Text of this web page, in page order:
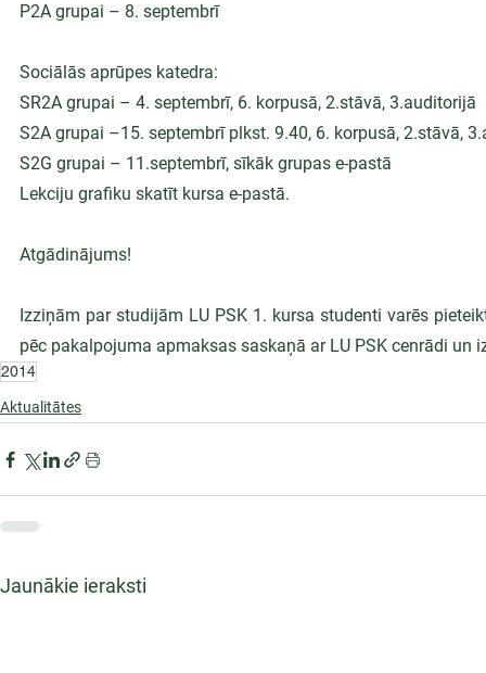
P2A grupai – 8. septembrī
Sociālās aprūpes katedra:
SR2A grupai – 4. septembrī, 6. korpusā, 2.stāvā, 3.auditorijā
S2A grupai –15. septembrī plkst. 9.40, 6. korpusā, 2.stāvā,
S2G grupai – 11.septembrī, sīkāk grupas e-pastā
Lekciju grafiku skatīt kursa e-pastā.
Atgādinājums!
Izziņām par studijām LU PSK 1. kursa studenti varēs
pēc pakalpojuma apmaksas saskaņā ar LU PSK cenrādi un
2014
Aktualitātes
Jaunākie ieraksti